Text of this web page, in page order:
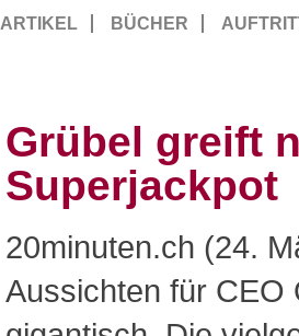
ARTIKEL BÜCHER
Grübel greift
Superjackpot
20minuten.ch (24.
Aussichten für CEO